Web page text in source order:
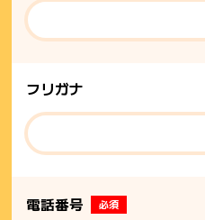
フリガナ
電話番号 必須